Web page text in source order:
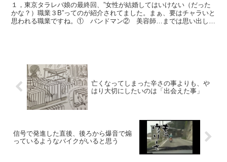
１，東京タラレバ娘の最終回、”女性が結婚してはいけない（だった
かな？）職業３B”ってのが紹介されてました。まぁ、要はチャラいと
思われる職業ですね。① バンドマン② 美容師…までは思い出した
亡くなってしまった辛さの事よりも、や
はり大切にしたいのは「出会えた事」
信号で発進した直後、後ろから爆音で煽
っているようなバイクがいると思う